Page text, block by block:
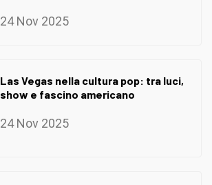
24 Nov 2025
Las Vegas nella cultura pop: tra luci,
show e fascino americano
24 Nov 2025